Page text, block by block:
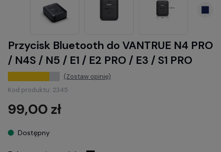
Przycisk Bluetooth do VANTRUE N4 PRO
/ N4S / N5 / E1 / E2 PRO / E3 / S1 PRO
(Zostaw opinię)
Kod produktu: 2345
99,00 zł
Dostępny